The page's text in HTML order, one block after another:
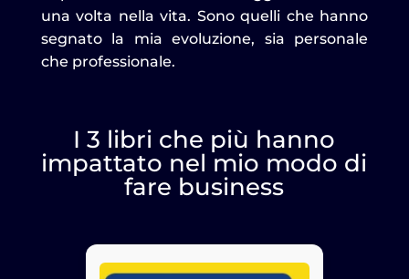
una volta nella vita. Sono quelli che hanno
segnato la mia evoluzione, sia personale
che professionale.
I 3 libri che più hanno
impattato nel mio modo di
fare business